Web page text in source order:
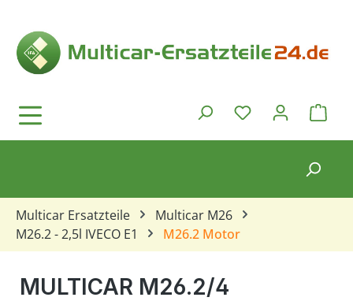
Du hast 0
Multicar Ersatzteile
Multicar M26
M26.2 - 2,5l IVECO E1
M26.2 Motor
MULTICAR M26.2/4